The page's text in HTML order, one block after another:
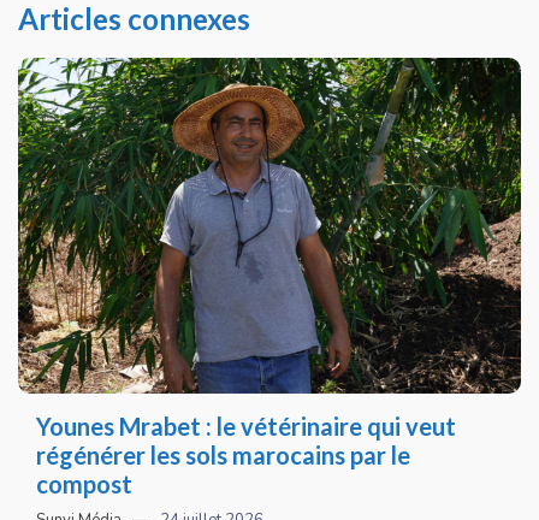
Articles connexes
Younes Mrabet : le vétérinaire qui veut
régénérer les sols marocains par le
compost